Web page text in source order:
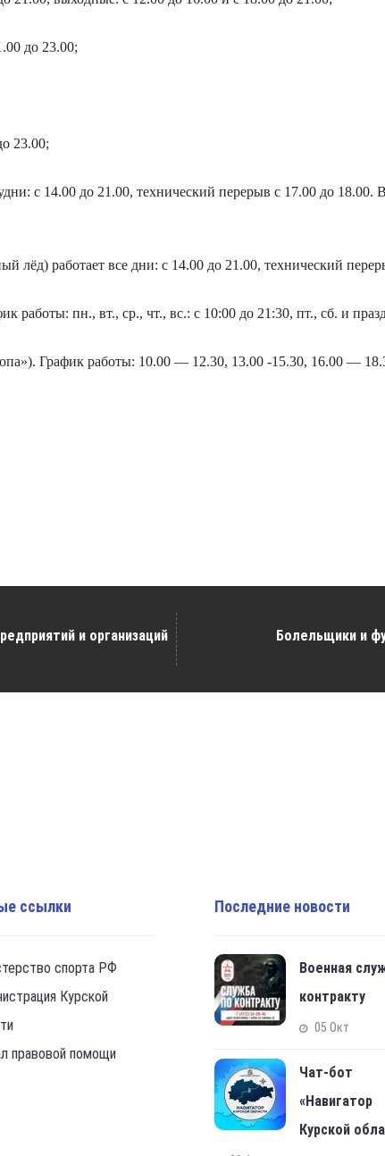
до 23.00;
23.00;
с 14.00 до 21.00, технический перерыв с 17.00 до 18.00.
лёд) работает все дни: с 14.00 до 21.00, технический
пн., вт., ср., чт., вс.: с 10:00 до 21:30, пт., сб. и
График работы: 10.00 — 12.30, 13.00 -15.30, 16.00 —
и организаций
Болельщики и
ссылки
спорта РФ
Курской
правовой помощи
Последние новости
Военная
контракту
05 Окт
Чат-бот
«Навигатор
Курской